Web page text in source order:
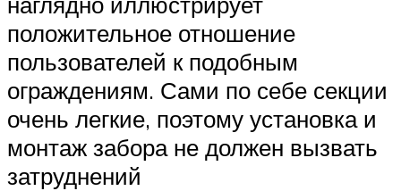
положительное отношение
пользователей к подобным
ограждениям. Сами по себе секции
очень легкие, поэтому установка и
монтаж забора не должен вызвать
затруднений